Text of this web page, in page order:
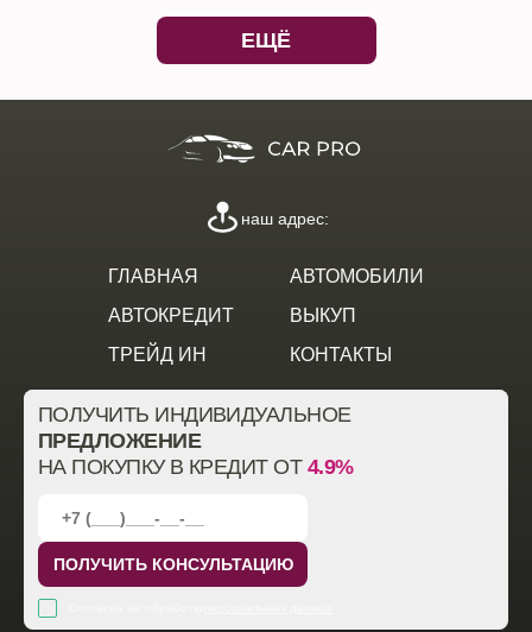
ЕЩЁ
ГЛАВНАЯ
АВТОМОБИЛИ
АВТОКРЕДИТ
ВЫКУП
ТРЕЙД ИН
КОНТАКТЫ
наш адрес:
ПОЛУЧИТЬ ИНДИВИДУАЛЬНОЕ
ПРЕДЛОЖЕНИЕ
НА ПОКУПКУ В КРЕДИТ ОТ 4.9%
ПОЛУЧИТЬ КОНСУЛЬТАЦИЮ